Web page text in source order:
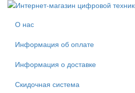
О нас
Информация об оплате
Информация о доставке
Скидочная система